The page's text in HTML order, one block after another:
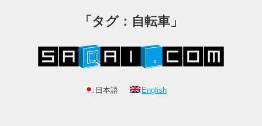
「タグ：自転車」
日本語 English